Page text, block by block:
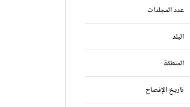
عدد المجلدات
البلد
المنطقة
تاريخ الإفصاح